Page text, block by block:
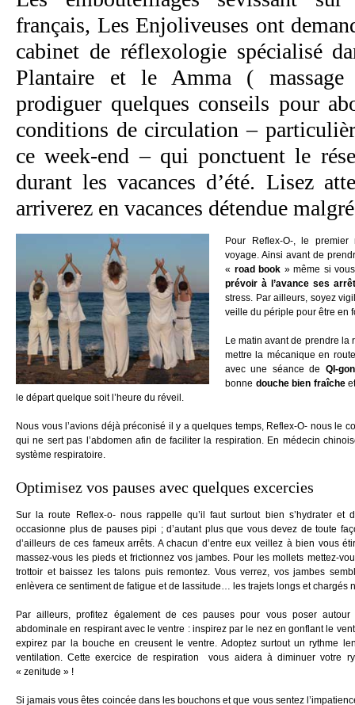
français, Les Enjoliveuses ont
cabinet de réflexologie spécialisé
Plantaire et le Amma (
prodiguer quelques conseils pour
conditions de circulation –
ce week-end – qui ponctuent le
durant les vacances d’été. Lisez
arriverez en vacances détendue
Pour Reflex-O-, le
voyage. Ainsi avant de
« road book » même si
prévoir à l’avance ses
stress. Par ailleurs, soyez
veille du périple pour être en
Le matin avant de prendre la
mettre la mécanique en
avec une séance de QI-
bonne douche bien fraîche
le départ quelque soit l’heure du réveil.
Nous vous l’avions déjà préconisé il y a quelques temps, Reflex-O- nous le
qui ne sert pas l’abdomen afin de faciliter la respiration. En médecin
système respiratoire.
Optimisez vos pauses avec quelques excercies
Sur la route Reflex-o- nous rappelle qu’il faut surtout bien s’hydrater et
occasionne plus de pauses pipi ; d’autant plus que vous devez de toute
d’ailleurs de ces fameux arrêts. A chacun d’entre eux veillez à bien vous
massez-vous les pieds et frictionnez vos jambes. Pour les mollets mettez-
trottoir et baissez les talons puis remontez. Vous verrez, vos jambes
enlèvera ce sentiment de fatigue et de lassitude… les trajets longs et chargés
Par ailleurs, profitez également de ces pauses pour vous poser
abdominale en respirant avec le ventre : inspirez par le nez en gonflant le
expirez par la bouche en creusent le ventre. Adoptez surtout un rythme
ventilation. Cette exercice de respiration vous aidera à diminuer votre
« zenitude » !
Si jamais vous êtes coincée dans les bouchons et que vous sentez